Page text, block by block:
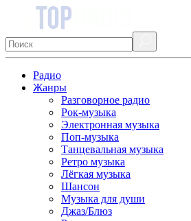
Радио
Жанры
Разговорное радио
Рок-музыка
Электронная музыка
Поп-музыка
Танцевальная музыка
Ретро музыка
Лёгкая музыка
Шансон
Музыка для души
Джаз/Блюз